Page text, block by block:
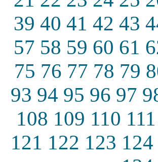
39 40 41 42 43
57 58 59 60 61
75 76 77 78 79
93 94 95 96 97
108 109 110 111
121 122 123 124